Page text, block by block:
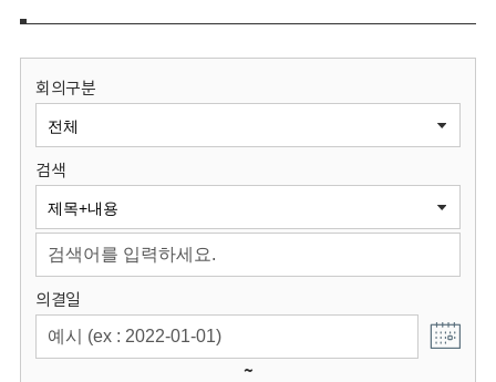
보
원
회
회의구분
검색
의결일
~